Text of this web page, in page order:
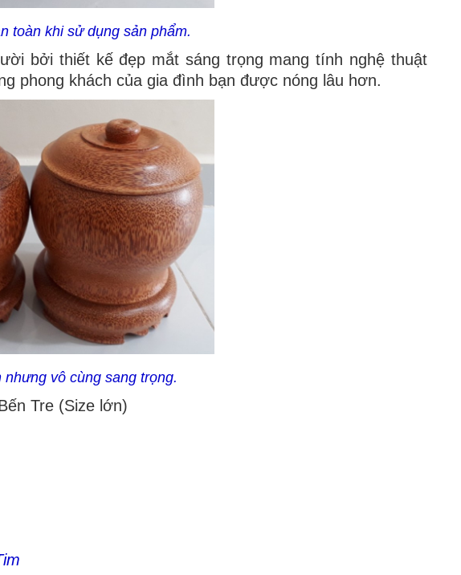
toàn khi sử dụng sản phẩm.
bởi thiết kế đẹp mắt sáng trọng mang tính nghệ thuật
phong khách của gia đình bạn được nóng lâu hơn.
nhưng vô cùng sang trọng.
Tre (Size lớn)